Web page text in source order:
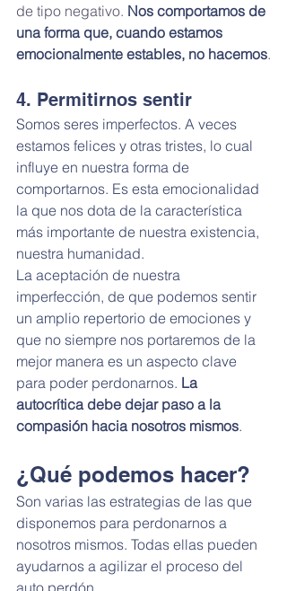
de tipo negativo. Nos comportamos de
una forma que, cuando estamos
emocionalmente estables, no hacemos.
4. Permitirnos sentir
Somos seres imperfectos. A veces
estamos felices y otras tristes, lo cual
influye en nuestra forma de
comportarnos. Es esta emocionalidad
la que nos dota de la característica
más importante de nuestra existencia,
nuestra humanidad.
La aceptación de nuestra
imperfección, de que podemos sentir
un amplio repertorio de emociones y
que no siempre nos portaremos de la
mejor manera es un aspecto clave
para poder perdonarnos. La
autocrítica debe dejar paso a la
compasión hacia nosotros mismos.
¿Qué podemos hacer?
Son varias las estrategias de las que
disponemos para perdonarnos a
nosotros mismos. Todas ellas pueden
ayudarnos a agilizar el proceso del
auto perdón.